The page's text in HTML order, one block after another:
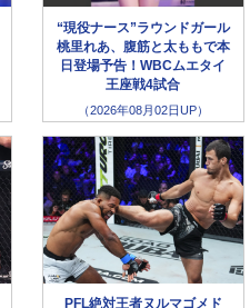
“現役ナース”ラウンドガール
桃里れあ、腹筋と太ももで本
日登場予告！WBCムエタイ
王座戦4試合
（2026年08月02日UP）
PFL絶対王者ヌルマゴメド